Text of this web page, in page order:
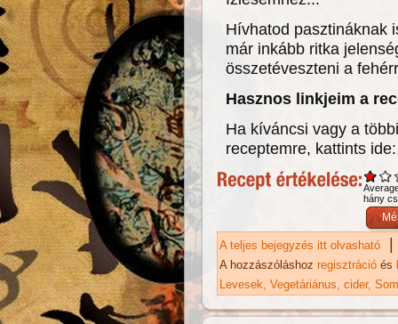
Hívhatod pasztináknak
már inkább ritka
összetéveszteni a
Hasznos linkjeim a
Ha kíváncsi vagy a
receptemre, kattints ide:
hány
A teljes bejegyzés itt olvasható |
A hozzászóláshoz regisztráció és
Levesek Vegetáriánus cider